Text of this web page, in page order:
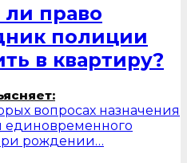
право
полиции
в квартиру?